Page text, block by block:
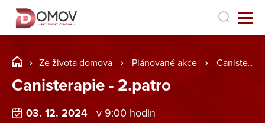
Ze života domova Plánované akce Canisterapie - 2.patro
Canisterapie - 2.patro
03. 12. 2024 v 9:00 hodin